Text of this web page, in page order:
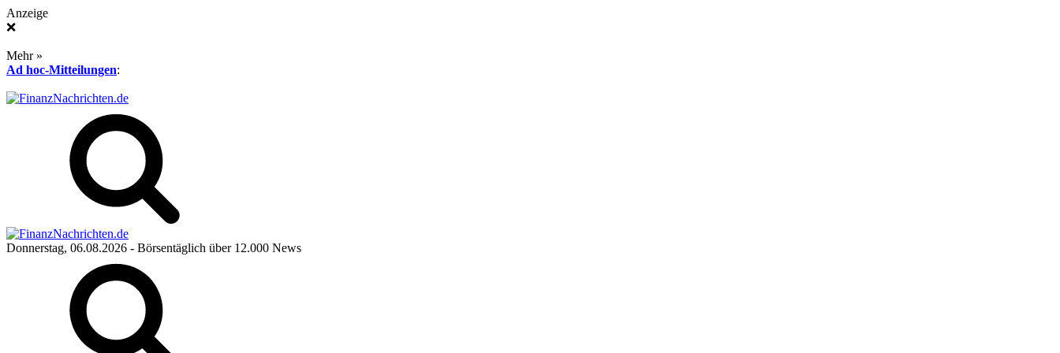
Anzeige
❌
Mehr »
Ad hoc-Mitteilungen:
Donnerstag, 06.08.2026 - Börsentäglich über 12.000 News